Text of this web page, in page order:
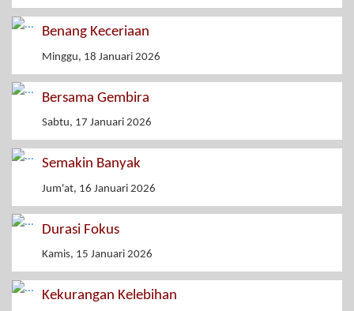
Benang Keceriaan
Minggu, 18 Januari 2026
Bersama Gembira
Sabtu, 17 Januari 2026
Semakin Banyak
Jum'at, 16 Januari 2026
Durasi Fokus
Kamis, 15 Januari 2026
Kekurangan Kelebihan